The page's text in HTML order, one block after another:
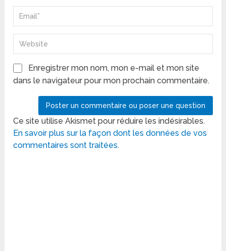
Enregistrer mon nom, mon e-mail et mon site
dans le navigateur pour mon prochain commentaire.
Ce site utilise Akismet pour réduire les indésirables.
En savoir plus sur la façon dont les données de vos
commentaires sont traitées.